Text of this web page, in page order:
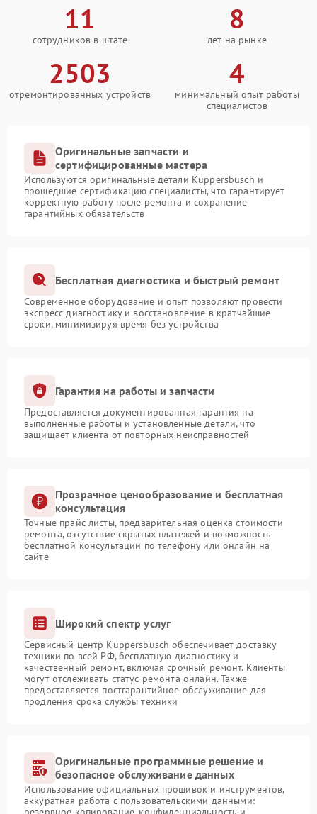
11
сотрудников в штате
8
лет на рынке
2503
отремонтированных устройств
4
минимальный опыт работы
специалистов
Оригинальные запчасти и
сертифицированные мастера
Используются оригинальные детали Kuppersbusch и
прошедшие сертификацию специалисты, что гарантирует
корректную работу после ремонта и сохранение
гарантийных обязательств
Бесплатная диагностика и быстрый ремонт
Современное оборудование и опыт позволяют провести
экспресс-диагностику и восстановление в кратчайшие
сроки, минимизируя время без устройства
Гарантия на работы и запчасти
Предоставляется документированная гарантия на
выполненные работы и установленные детали, что
защищает клиента от повторных неисправностей
Прозрачное ценообразование и бесплатная
консультация
Точные прайс-листы, предварительная оценка стоимости
ремонта, отсутствие скрытых платежей и возможность
бесплатной консультации по телефону или онлайн на
сайте
Широкий спектр услуг
Сервисный центр Kuppersbusch обеспечивает доставку
техники по всей РФ, бесплатную диагностику и
качественный ремонт, включая срочный ремонт. Клиенты
могут отслеживать статус ремонта онлайн. Также
предоставляется постгарантийное обслуживание для
продления срока службы техники
Оригинальные программные решение и
безопасное обслуживание данных
Использование официальных прошивок и инструментов,
аккуратная работа с пользовательскими данными: